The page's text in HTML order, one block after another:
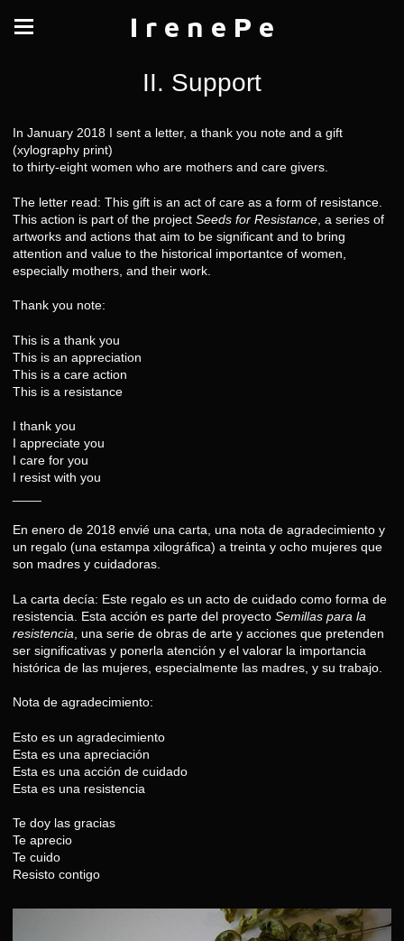
I r e n e P e
II. Support
In January 2018 I sent a letter, a thank you note and a gift
(xylography print)
to thirty-eight women who are mothers and care givers.
The letter read: This gift is an act of care as a form of resistance.
This action is part of the project Seeds for Resistance , a series of
artworks and actions that aim to be significant and to bring
attention and value to the historical importantce of women,
especially mothers, and their work.
Thank you note:
This is a thank you
This is an appreciation
This is a care action
This is a resistance
I thank you
I appreciate you
I care for you
I resist with you
En enero de 2018 envié una carta, una nota de agradecimiento y
un regalo (una estampa xilográfica) a treinta y ocho mujeres que
son madres y cuidadoras.
La carta decía: Este regalo es un acto de cuidado como forma de
resistencia. Esta acción es parte del proyecto Semillas para la
resistencia , una serie de obras de arte y acciones que pretenden
ser significativas y ponerla atención y el valorar la importancia
histórica de las mujeres, especialmente las madres, y su trabajo.
Nota de agradecimiento:
Esto es un agradecimiento
Esta es una apreciación
Esta es una acción de cuidado
Esta es una resistencia
Te doy las gracias
Te aprecio
Te cuido
Resisto contigo